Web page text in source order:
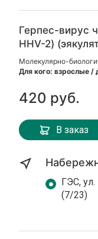
Герпес-вирус
HHV-2)
Молекулярно-
Для кого: взрослые /
420 руб.
В заказ
ГЭС,
(7/23)